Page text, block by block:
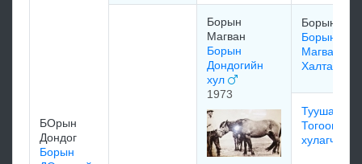
БОрын
Дондог
Борын
Борын
Магван
Борын
Дондогийн
хул
1973
Борын
Борын
Магваны
Халтар
Туушаа
хулагч